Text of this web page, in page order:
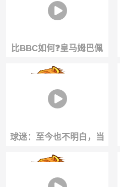
比BBC如何❓️皇马姆巴佩
+维尼修斯+迪奥曼德三叉
戟
球迷：至今也不明白，当
年C罗怎么敢在这个位置直
接射门